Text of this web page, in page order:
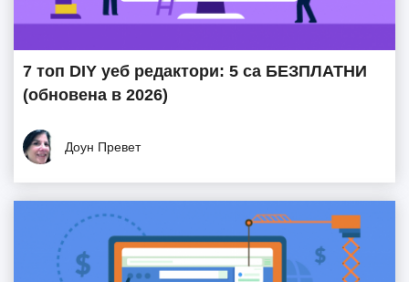
7 топ DIY уеб редактори: 5 са БЕЗПЛАТНИ
(обновена в 2026)
Доун Превет